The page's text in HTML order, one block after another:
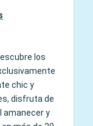
los
chic y
disfruta de
amanecer y